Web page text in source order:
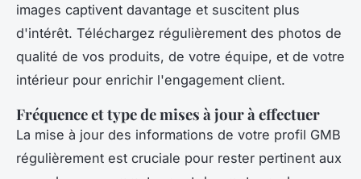
images captivent davantage et suscitent plus
d'intérêt. Téléchargez régulièrement des photos de
qualité de vos produits, de votre équipe, et de votre
intérieur pour enrichir l'engagement client.
Fréquence et type de mises à jour à effectuer
La mise à jour des informations de votre profil GMB
régulièrement est cruciale pour rester pertinent aux